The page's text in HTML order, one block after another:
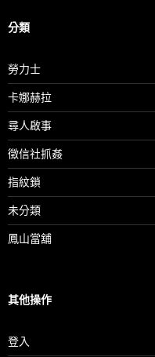
分類
勞力士
卡娜赫拉
尋人啟事
徵信社抓姦
指紋鎖
未分類
鳳山當舖
其他操作
登入